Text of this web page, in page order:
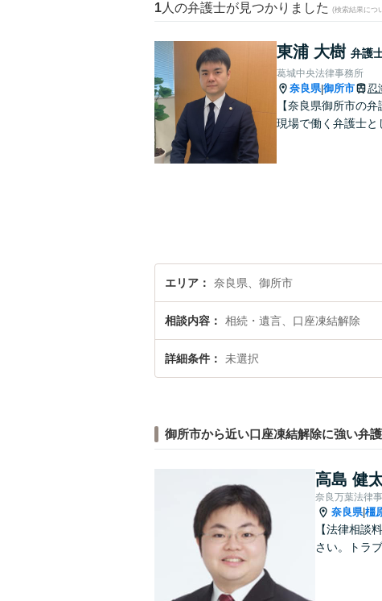
1 人の弁護士が見つかりました (検索結果につ
東浦 大樹 弁護
葛城中央法律事務所
奈良県|御所市 忍
【奈良県御所市の
現場で働く弁護士と
エリア 奈良県、御所市
相談内容 相続・遺言、口座凍結解除
詳細条件 未選択
御所市から近い口座凍結解除に強い弁
高島 健
奈良万葉法律
奈良県|橿
【法律相談
さい。トラ